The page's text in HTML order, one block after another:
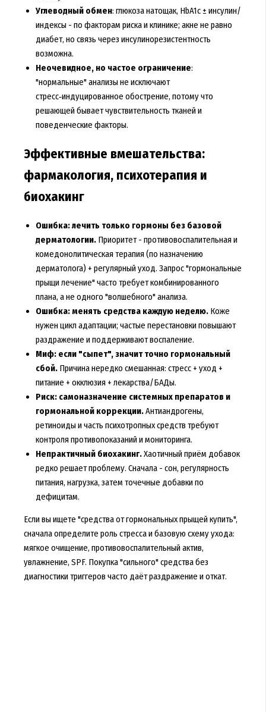
Углеводный обмен: глюкоза натощак, HbA1c ± инсулин/
индексы - по факторам риска и клинике; акне не равно
диабет, но связь через инсулинорезистентность
возможна.
Неочевидное, но частое ограничение:
"нормальные" анализы не исключают
стресс‑индуцированное обострение, потому что
решающей бывает чувствительность тканей и
поведенческие факторы.
Эффективные вмешательства:
фармакология, психотерапия и
биохакинг
Ошибка: лечить только гормоны без базовой
дерматологии.Приоритет - противовоспалительная и
комедонолитическая терапия (по назначению
дерматолога) + регулярный уход. Запрос "гормональные
прыщи лечение" часто требует комбинированного
плана, а не одного "волшебного" анализа.
Ошибка: менять средства каждую неделю.Коже
нужен цикл адаптации; частые перестановки повышают
раздражение и поддерживают воспаление.
Миф: если "сыпет", значит точно гормональный
сбой.Причина нередко смешанная: стресс + уход +
питание + окклюзия + лекарства/БАДы.
Риск: самоназначение системных препаратов и
гормональной коррекции.Антиандрогены,
ретиноиды и часть психотропных средств требуют
контроля противопоказаний и мониторинга.
Непрактичный биохакинг.Хаотичный приём добавок
редко решает проблему. Сначала - сон, регулярность
питания, нагрузка, затем точечные добавки по
дефицитам.
Если вы ищете "средства от гормональных прыщей купить",
сначала определите роль стресса и базовую схему ухода:
мягкое очищение, противовоспалительный актив,
увлажнение, SPF. Покупка "сильного" средства без
диагностики триггеров часто даёт раздражение и откат.